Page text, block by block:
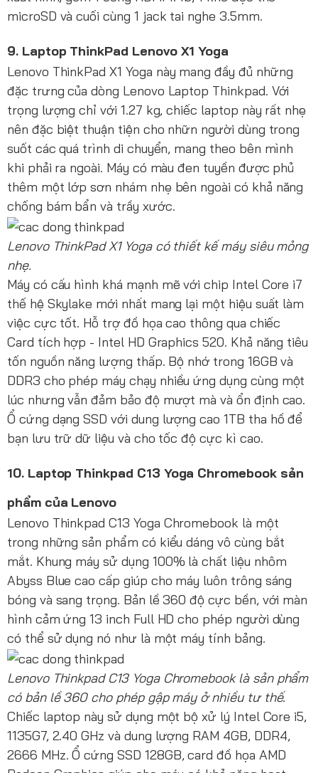
microSD và cuối cùng 1 jack tai nghe 3.5mm.
9. Laptop ThinkPad Lenovo X1 Yoga
Lenovo ThinkPad X1 Yoga này mang đầy đủ những
đặc trưng của dòng Lenovo Laptop Thinkpad. Với
trọng lượng chỉ với 1.27 kg, chiếc laptop này rất nhẹ
nên đặc biệt thuận tiện cho nhữn người dùng trong
suốt các quá trình di chuyển, mang theo bên mình
khi phải ra ngoài. Máy có màu đen tuyền được phủ
thêm một lớp sơn nhám nhẹ bên ngoài có khả năng
chống bám bẩn và trầy xước.
Lenovo ThinkPad X1 Yoga có thiết kế máy siêu mỏng
nhẹ.
Máy có cấu hình khá mạnh mẽ với chip Intel Core i7
thế hệ Skylake mới nhất mang lại một hiệu suất làm
việc cực tốt. Hỗ trợ đồ họa cao thông qua chiếc
Card tích hợp - Intel HD Graphics 520. Khả năng tiêu
tốn nguồn năng lượng thấp. Bộ nhớ trong 16GB và
DDR3 cho phép máy chạy nhiều ứng dụng cùng một
lúc nhưng vẫn đảm bảo độ mượt mà và ổn định cao.
Ổ cứng dạng SSD với dung lượng cao 1TB tha hồ để
bạn lưu trữ dữ liệu và cho tốc độ cực kì cao.
10. Laptop Thinkpad C13 Yoga Chromebook sản
phẩm của Lenovo
Lenovo Thinkpad C13 Yoga Chromebook là một
trong những sản phẩm có kiểu dáng vô cùng bắt
mắt. Khung máy sử dụng 100% là chất liệu nhôm
Abyss Blue cao cấp giúp cho máy luôn trông sáng
bóng và sang trọng. Bản lề 360 độ cực bền, với màn
hình cảm ứng 13 inch Full HD cho phép người dùng
có thể sử dụng nó như là một máy tính bảng.
Lenovo Thinkpad C13 Yoga Chromebook là sản phẩm
có bản lề 360 cho phép gập máy ở nhiều tư thế.
Chiếc laptop này sử dụng một bộ xử lý Intel Core i5,
1135G7, 2.40 GHz và dung lượng RAM 4GB, DDR4,
2666 MHz. Ổ cứng SSD 128GB, card đồ họa AMD